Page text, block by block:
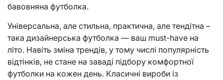
бавовняна футболка.
Універсальна, але стильна, практична, але тендітна –
така дизайнерська футболка — ваш must-have на
літо. Навіть зміна трендів, у тому числі популярність
відтінків, не стане на заваді підбору комфортної
футболки на кожен день. Класичні вироби із